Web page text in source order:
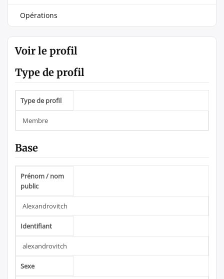
Opérations
Voir le profil
Type de profil
Type de profil
Membre
Base
Prénom / nom
public
Alexandrovitch
Identifiant
alexandrovitch
Sexe